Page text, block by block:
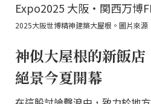
2025大阪世博精神建築大屋根。圖片來源
神似大屋根的新飯
絕景今夏開幕